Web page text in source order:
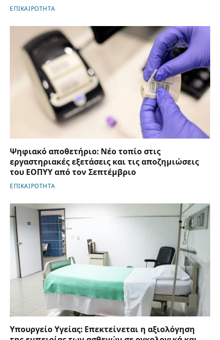
ΕΠΙΚΑΙΡΟΤΗΤΑ
Ψηφιακό αποθετήριο: Νέο τοπίο στις
εργαστηριακές εξετάσεις και τις αποζημιώσεις
του ΕΟΠΥΥ από τον Σεπτέμβριο
ΕΠΙΚΑΙΡΟΤΗΤΑ
Υπουργείο Υγείας: Επεκτείνεται η αξιολόγηση